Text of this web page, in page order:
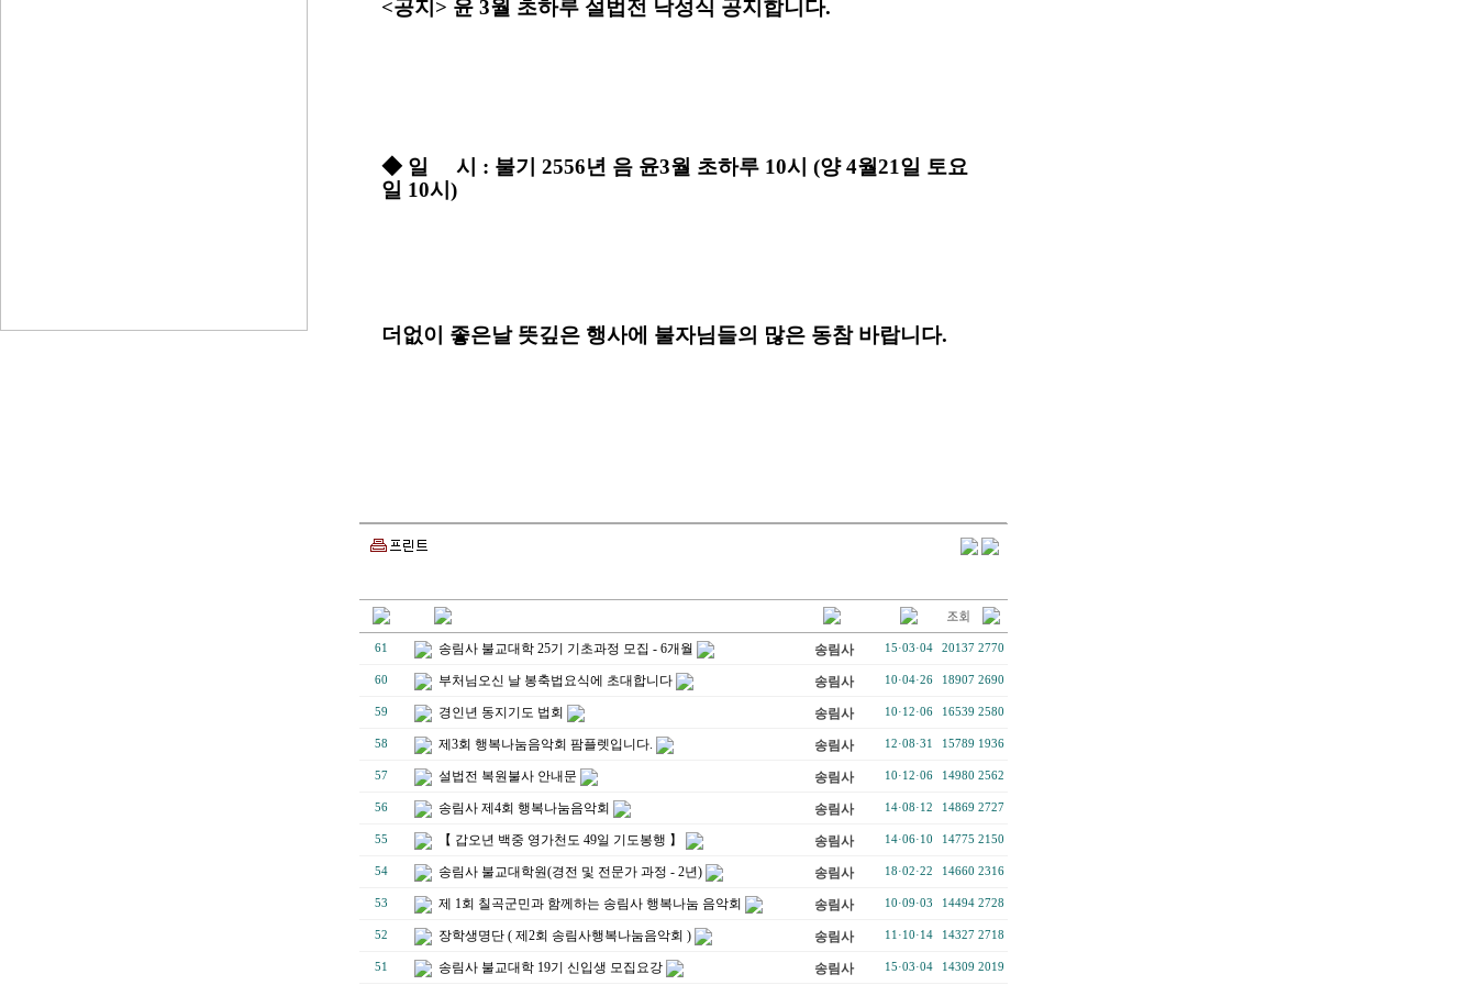
<공지> 윤 3월 초하루 설법전 낙성식 공지합니다.
◆ 일 시 : 불기 2556년 음 윤3월 초하루 10시 (양 4월21일 토요
일 10시)
더없이 좋은날 뜻깊은 행사에 불자님들의 많은 동참 바랍니다.
61 송림사 불교대학 25기 기초과정 모집 - 6개월 송림사 15·03·04 20137 2770
60 부처님오신 날 봉축법요식에 초대합니다 송림사 10·04·26 18907 2690
59 경인년 동지기도 법회 송림사 10·12·06 16539 2580
58 제3회 행복나눔음악회 팜플렛입니다. 송림사 12·08·31 15789 1936
57 설법전 복원불사 안내문 송림사 10·12·06 14980 2562
56 송림사 제4회 행복나눔음악회 송림사 14·08·12 14869 2727
55 【 갑오년 백중 영가천도 49일 기도봉행 】 송림사 14·06·10 14775 2150
54 송림사 불교대학원(경전 및 전문가 과정 - 2년) 송림사 18·02·22 14660 2316
53 제 1회 칠곡군민과 함께하는 송림사 행복나눔 음악회 송림사 10·09·03 14494 2728
52 장학생명단 ( 제2회 송림사행복나눔음악회 ) 송림사 11·10·14 14327 2718
51 송림사 불교대학 19기 신입생 모집요강 송림사 15·03·04 14309 2019